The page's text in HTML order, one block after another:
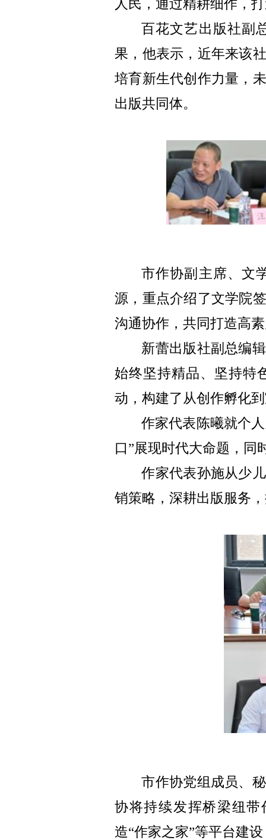
人民，通过精耕细作，
百花文艺出版社副
果，他表示，近年来该
培育新生代创作力量，
出版共同体。
市作协副主席、文
源，重点介绍了文学院
沟通协作，共同打造高
新蕾出版社副总编
始终坚持精品、坚持特
动，构建了从创作孵化
作家代表陈曦就个
口”展现时代大命题，同
作家代表孙施从少
销策略，深耕出版服务
市作协党组成员、
协将持续发挥桥梁纽
造“作家之家”等平台建